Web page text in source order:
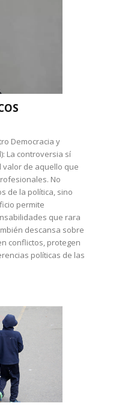
Democracia y
La controversia sí
valor de aquello que
No
de la política, sino
permite
que rara
descansa sobre
conflictos, protegen
políticas de las